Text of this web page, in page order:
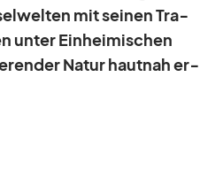
mit sei­nen Tra­
un­ter Ein­hei­mi­schen
Na­tur haut­nah er­